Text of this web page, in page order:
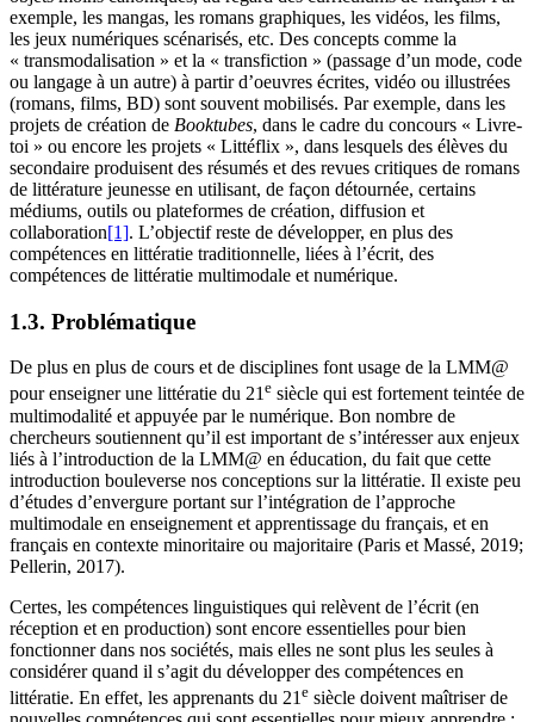
exemple, les mangas, les romans graphiques, les vidéos, les films,
les jeux numériques scénarisés, etc. Des concepts comme la
« transmodalisation » et la « transfiction » (passage d’un mode, code
ou langage à un autre) à partir d’oeuvres écrites, vidéo ou illustrées
(romans, films, BD) sont souvent mobilisés. Par exemple, dans les
projets de création de Booktubes, dans le cadre du concours « Livre-
toi » ou encore les projets « Littéflix », dans lesquels des élèves du
secondaire produisent des résumés et des revues critiques de romans
de littérature jeunesse en utilisant, de façon détournée, certains
médiums, outils ou plateformes de création, diffusion et
collaboration[1]. L’objectif reste de développer, en plus des
compétences en littératie traditionnelle, liées à l’écrit, des
compétences de littératie multimodale et numérique.
1.3. Problématique
De plus en plus de cours et de disciplines font usage de la LMM@
pour enseigner une littératie du 21e siècle qui est fortement teintée de
multimodalité et appuyée par le numérique. Bon nombre de
chercheurs soutiennent qu’il est important de s’intéresser aux enjeux
liés à l’introduction de la LMM@ en éducation, du fait que cette
introduction bouleverse nos conceptions sur la littératie. Il existe peu
d’études d’envergure portant sur l’intégration de l’approche
multimodale en enseignement et apprentissage du français, et en
français en contexte minoritaire ou majoritaire (Paris et Massé, 2019;
Pellerin, 2017).
Certes, les compétences linguistiques qui relèvent de l’écrit (en
réception et en production) sont encore essentielles pour bien
fonctionner dans nos sociétés, mais elles ne sont plus les seules à
considérer quand il s’agit du développer des compétences en
littératie. En effet, les apprenants du 21 e siècle doivent maîtriser de